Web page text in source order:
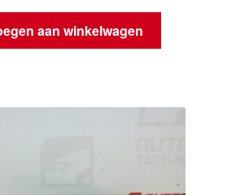
aan winkelwagen